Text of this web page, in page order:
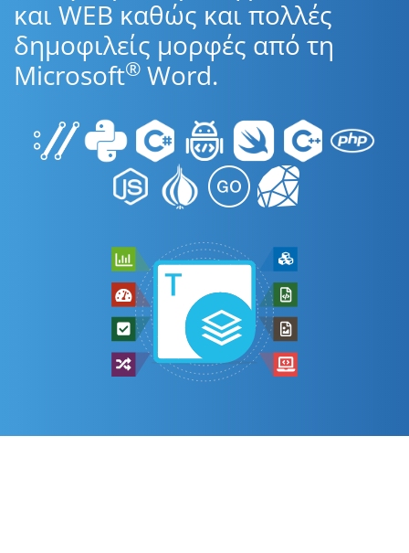
και WEB καθώς και πολλές
δημοφιλείς μορφές από τη
Microsoft® Word.